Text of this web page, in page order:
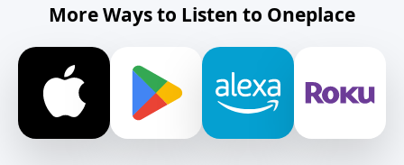
More Ways to Listen to Oneplace